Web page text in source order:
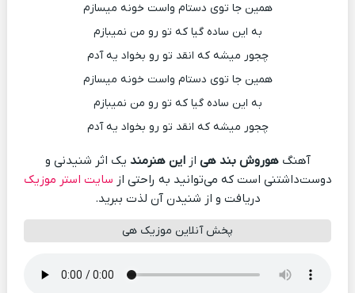
همین جا توی دستام واست خونه میسازم
به این ساده گیا که تو رو من نمیبازم
چجور میشه که انقد تو رو بخواد یه آدم
همین جا توی دستام واست خونه میسازم
به این ساده گیا که تو رو من نمیبازم
چجور میشه که انقد تو رو بخواد یه آدم
آهنگهوروش بند هی ازاین هنرمند یک اثر شنیدنی و
دوست‌داشتنی است که می‌توانید به راحتی از سایت استر موزیک
دریافت و از شنیدن آن لذت ببرید.
پخش آنلاین موزیک هی